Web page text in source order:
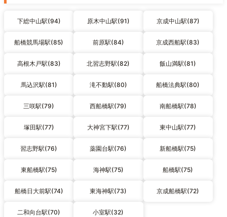
下総中山駅(94) 原木中山駅(91) 京成中山駅(87)
船橋競馬場駅(85) 前原駅(84) 京成西船駅(83)
高根木戸駅(83) 北習志野駅(82) 飯山満駅(81)
馬込沢駅(81) 滝不動駅(80) 船橋法典駅(80)
三咲駅(79) 西船橋駅(79) 南船橋駅(78)
塚田駅(77) 大神宮下駅(77) 東中山駅(77)
習志野駅(76) 薬園台駅(76) 新船橋駅(75)
東船橋駅(75) 海神駅(75) 船橋駅(75)
船橋日大前駅(74) 東海神駅(73) 京成船橋駅(72)
二和向台駅(70) 小室駅(32)